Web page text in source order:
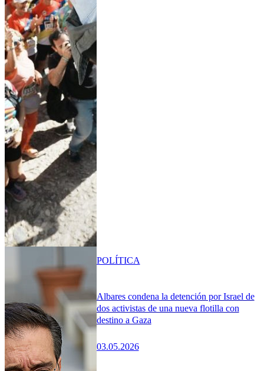
Albares condena la detención por Israel de
dos activistas de una nueva flotilla con
destino a Gaza
03.05.2026
POLÍTICA